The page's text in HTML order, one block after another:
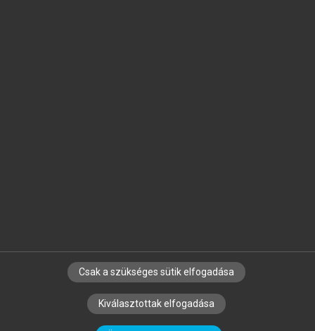
SZERZŐKNEK CÉGEKNEK KÖNYVTÁROSOKNAK
SZERKESZTÉSI ÉS LEKTORÁLÁSI ALAPELVEK
Csak a szükséges sütik elfogadása
Kiválasztottak elfogadása